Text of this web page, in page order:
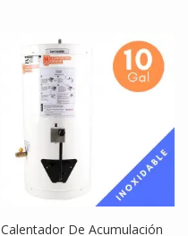
Calentador De Acumulación